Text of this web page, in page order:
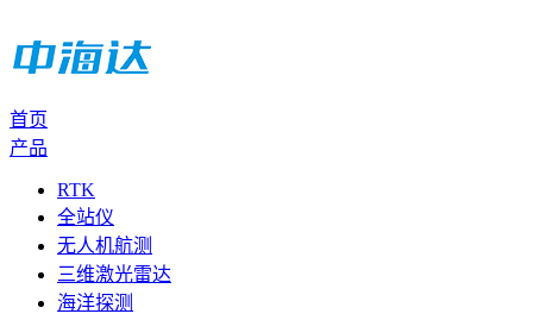
首页
产品
RTK
全站仪
无人机航测
三维激光雷达
海洋探测